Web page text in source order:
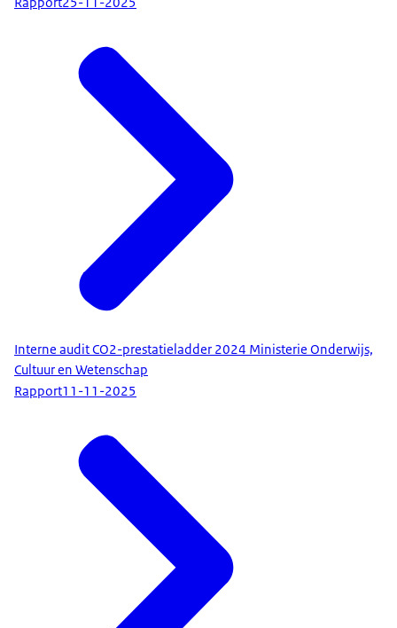
Interne audit CO2-prestatieladder 2024 Ministerie Onderwijs,
Cultuur en Wetenschap
Rapport11-11-2025